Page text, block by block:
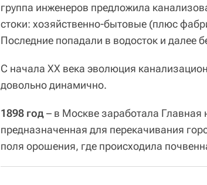
группа инженеров предложила
стоки: хозяйственно-бытовые (плюс
Последние попадали в водосток и далее
С начала ХХ века эволюция
довольно динамично.
1898 год– в Москве заработала Главная
предназначенная для перекачивания
поля орошения, где происходила